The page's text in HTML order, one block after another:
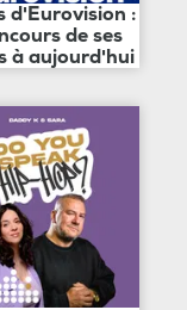
d'Eurovision :
de ses
à aujourd'hui